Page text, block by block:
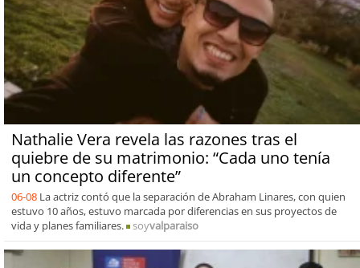
Nathalie Vera revela las razones tras el
quiebre de su matrimonio: “Cada uno tenía
un concepto diferente”
06-08 La actriz contó que la separación de Abraham Linares, con quien
estuvo 10 años, estuvo marcada por diferencias en sus proyectos de
vida y planes familiares.
soyvalparaiso